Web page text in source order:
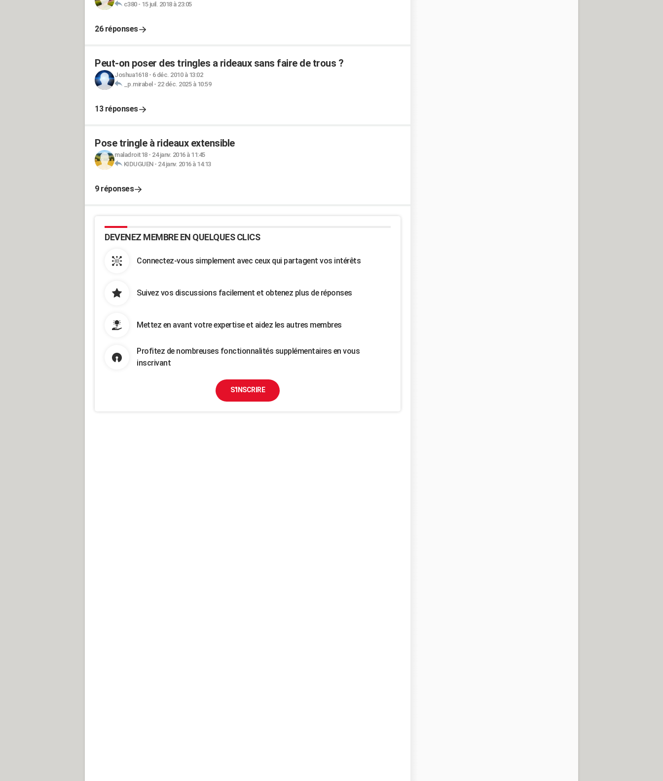
c380- 15 juil. 2018 à 23:05
26 réponses
Peut-on poser des tringles a rideaux sans faire de trous ?
Joshua1618- 6 déc. 2010 à 13:02
_p.mirabel - 22 déc. 2025 à 10:59
13 réponses
Pose tringle à rideaux extensible
maladroit18- 24 janv. 2016 à 11:45
KIDUGUEN- 24 janv. 2016 à 14:13
9 réponses
DEVENEZ MEMBRE EN QUELQUES CLICS
Connectez-vous simplement avec ceux qui partagent vos intérêts
Suivez vos discussions facilement et obtenez plus de réponses
Mettez en avant votre expertise et aidez les autres membres
Profitez de nombreuses fonctionnalités supplémentaires en vous
inscrivant
S'INSCRIRE